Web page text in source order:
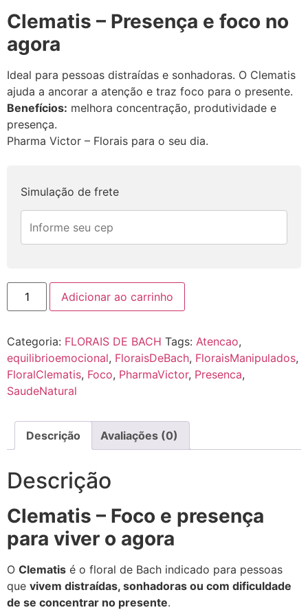
Clematis – Presença e foco no
agora
Ideal para pessoas distraídas e sonhadoras. O Clematis
ajuda a ancorar a atenção e traz foco para o presente.
Benefícios: melhora concentração, produtividade e
presença.
Pharma Victor – Florais para o seu dia.
Simulação de frete
Adicionar ao carrinho
Categoria: FLORAIS DE BACH Tags: Atencao,
equilibrioemocional, FloraisDeBach, FloraisManipulados,
FloralClematis, Foco, PharmaVictor, Presenca,
SaudeNatural
Descrição Avaliações (0)
Descrição
Clematis – Foco e presença
para viver o agora
O Clematis é o floral de Bach indicado para pessoas
que vivem distraídas, sonhadoras ou com dificuldade
de se concentrar no presente.